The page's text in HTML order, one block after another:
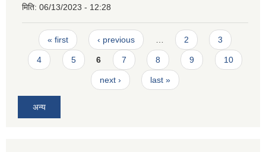
मिति: 06/13/2023 - 12:28
Pages
« first ‹ previous 2 3
4 5 6 7 8 9 10
next › last »
अन्य